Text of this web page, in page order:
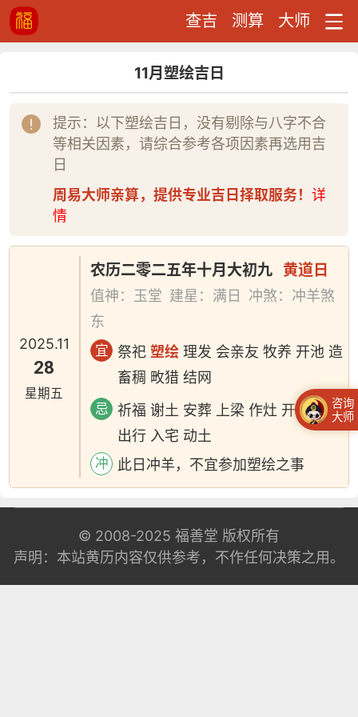
查吉 测算 大师
11月塑绘吉日
提示：以下塑绘吉日，没有剔除与八字不合
等相关因素，请综合参考各项因素再选用吉
日
周易大师亲算，提供专业吉日择取服务！ 详
情
2025.11
28
星期五
农历二零二五年十月大初九 黄道日
值神：玉堂 建星：满日
冲煞：冲羊煞
东
宜 祭祀塑绘 理发 会亲友 牧养 开池 造
畜稠 畋猎 结网
忌
祈福 谢土 安葬 上梁 作灶 开市 嫁娶
出行 入宅 动土
冲 此日冲羊，不宜参加塑绘之事
© 2008-2025 福善堂 版权所有
声明：本站黄历内容仅供参考，不作任何决策之用。
咨询
大师